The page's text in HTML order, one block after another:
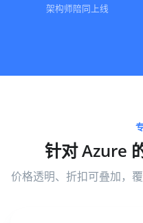
架构师陪同上线
针对 Azure
价格透明、折扣可叠加，